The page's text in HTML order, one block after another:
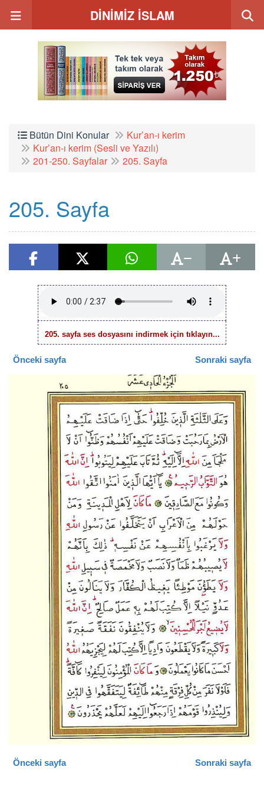
DİNİMİZ İSLAM
Bütün Dini Konular
Kur’an-ı kerim
Kur’an-ı kerim (Sesli ve Yazılı)
201-250. Sayfalar
205. Sayfa
205. Sayfa
205. sayfa ses dosyasını indirmek için tıklayın...
Önceki sayfa Sonraki sayfa
Önceki sayfa Sonraki sayfa